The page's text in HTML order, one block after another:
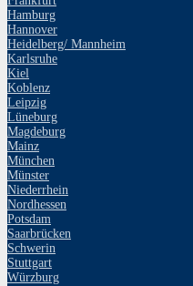
Hamburg
Hannover
Heidelberg/ Mannheim
Karlsruhe
Kiel
Koblenz
Leipzig
Lüneburg
Magdeburg
Mainz
München
Münster
Niederrhein
Nordhessen
Potsdam
Saarbrücken
Schwerin
Stuttgart
Würzburg